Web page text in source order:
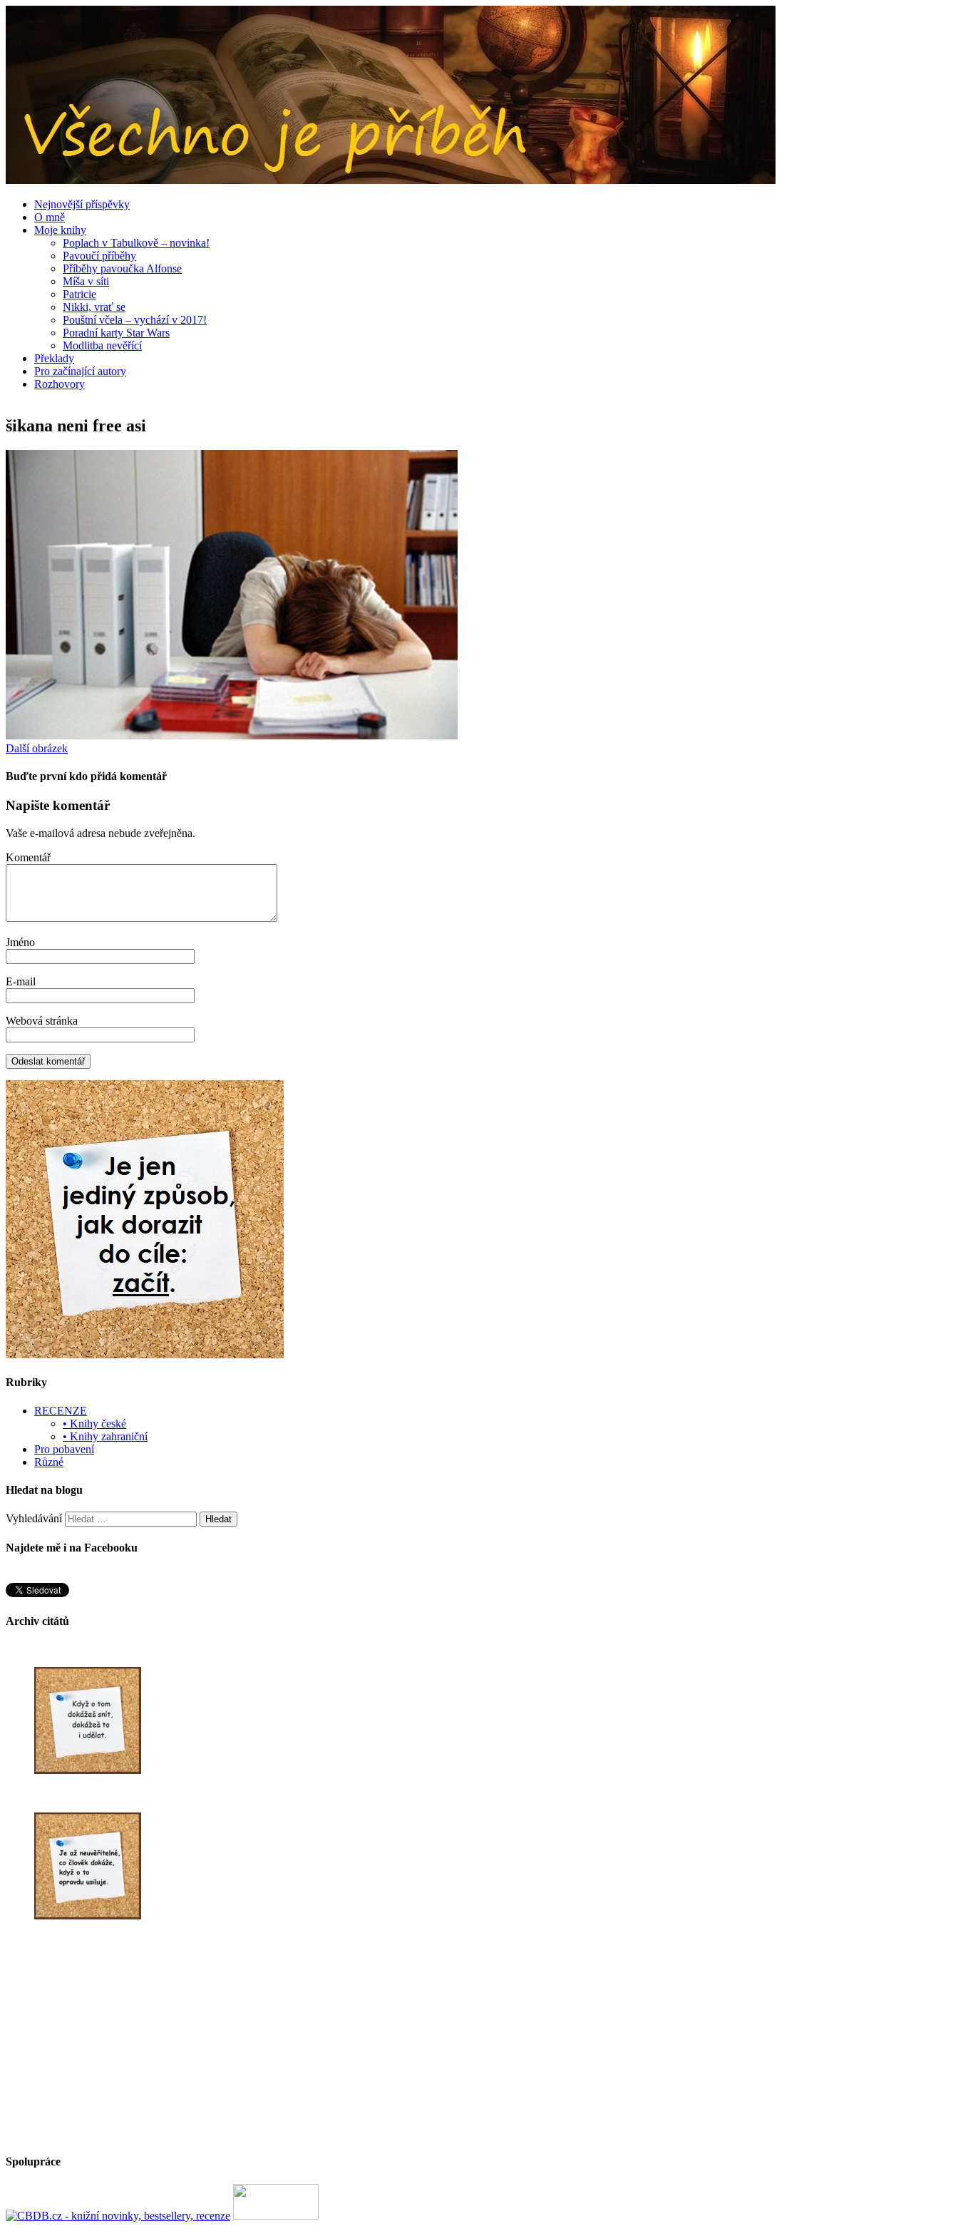
Nejnovější příspěvky
O mně
Moje knihy
Poplach v Tabulkově – novinka!
Pavoučí příběhy
Příběhy pavoučka Alfonse
Míša v síti
Patricie
Nikki, vrať se
Pouštní včela – vychází v 2017!
Poradní karty Star Wars
Modlitba nevěřící
Překlady
Pro začínající autory
Rozhovory
šikana neni free asi
Další obrázek
Buďte první kdo přidá komentář
Napište komentář
Vaše e-mailová adresa nebude zveřejněna.
Komentář
Jméno
E-mail
Webová stránka
Rubriky
RECENZE
• Knihy české
• Knihy zahraniční
Pro pobavení
Různé
Hledat na blogu
Vyhledávání
Najdete mě i na Facebooku
Archiv citátů
Spolupráce